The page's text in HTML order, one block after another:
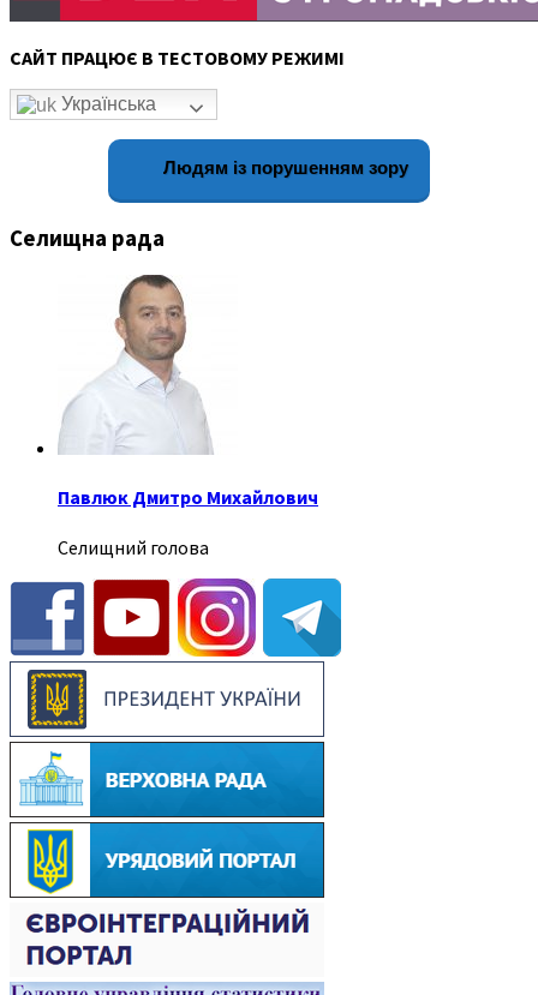
САЙТ ПРАЦЮЄ В ТЕСТОВОМУ РЕЖИМІ
Українська
Людям із порушенням зору
Селищна рада
Павлюк Дмитро Михайлович
Селищний голова